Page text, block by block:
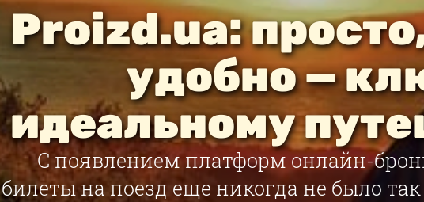
Proizd.ua:
удобно —
идеальному
С появлением платформ онлайн-
билеты на поезд еще никогда не было так